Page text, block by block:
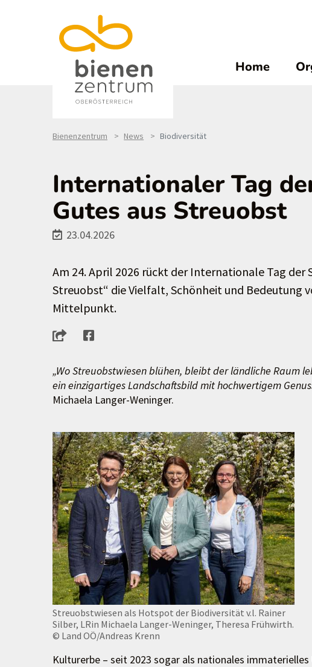
Home
Bienenzentrum News Biodiversität
Internationaler Tag
Gutes aus Streuobst
23.04.2026
Am 24. April 2026 rückt der Internationale Tag
Streuobst“ die Vielfalt, Schönheit und Bedeutung
Mittelpunkt.
„Wo Streuobstwiesen blühen, bleibt der ländliche Raum
ein einzigartiges Landschaftsbild mit hochwertigem
Michaela Langer-Weninger.
Streuobstwiesen als Hotspot der Biodiversität v.l. Rainer
Silber, LRin Michaela Langer-Weninger, Theresa Frühwirth.
© Land OÖ/Andreas Krenn
Kulturerbe – seit 2023 sogar als nationales immaterielles